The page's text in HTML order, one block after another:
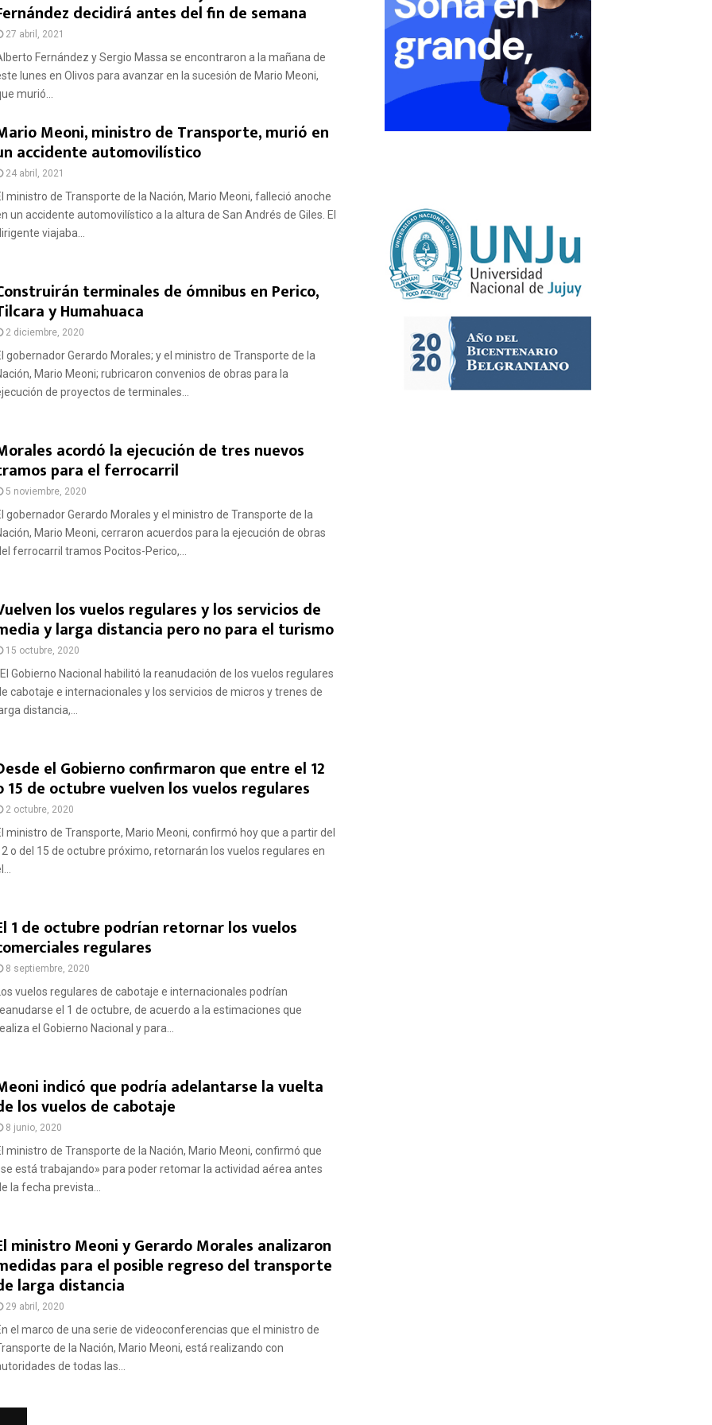
decidirá antes del fin de semana
27 abril, 2021
Fernández y Sergio Massa se encontraron a la mañana de
lunes en Olivos para avanzar en la sucesión de Mario Meoni,
murió...
Meoni, ministro de Transporte, murió en
accidente automovilístico
24 abril, 2021
ministro de Transporte de la Nación, Mario Meoni, falleció anoche
un accidente automovilístico a la altura de San Andrés de Giles. El
viajaba...
terminales de ómnibus en Perico,
y Humahuaca
2 diciembre, 2020
gobernador Gerardo Morales; y el ministro de Transporte de la
Mario Meoni; rubricaron convenios de obras para la
de proyectos de terminales...
acordó la ejecución de tres nuevos
para el ferrocarril
5 noviembre, 2020
gobernador Gerardo Morales y el ministro de Transporte de la
Mario Meoni, cerraron acuerdos para la ejecución de obras
ferrocarril tramos Pocitos-Perico,...
los vuelos regulares y los servicios de
y larga distancia pero no para el turismo
15 octubre, 2020
Gobierno Nacional habilitó la reanudación de los vuelos regulares
cabotaje e internacionales y los servicios de micros y trenes de
distancia,...
el Gobierno confirmaron que entre el 12
15 de octubre vuelven los vuelos regulares
2 octubre, 2020
ministro de Transporte, Mario Meoni, confirmó hoy que a partir del
o del 15 de octubre próximo, retornarán los vuelos regulares en
1 de octubre podrían retornar los vuelos
regulares
8 septiembre, 2020
vuelos regulares de cabotaje e internacionales podrían
el 1 de octubre, de acuerdo a la estimaciones que
el Gobierno Nacional y para...
indicó que podría adelantarse la vuelta
los vuelos de cabotaje
8 junio, 2020
ministro de Transporte de la Nación, Mario Meoni, confirmó que
está trabajando» para poder retomar la actividad aérea antes
la fecha prevista...
ministro Meoni y Gerardo Morales analizaron
para el posible regreso del transporte
larga distancia
29 abril, 2020
el marco de una serie de videoconferencias que el ministro de
de la Nación, Mario Meoni, está realizando con
de todas las...